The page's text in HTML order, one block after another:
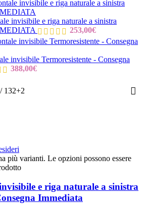
invisibile e riga naturale a sinistra
253,00€
invisibile Termoresistente - Consegna
388,00€
/ 132+2
più varianti. Le opzioni possono essere
e riga naturale a sinistra
Immediata